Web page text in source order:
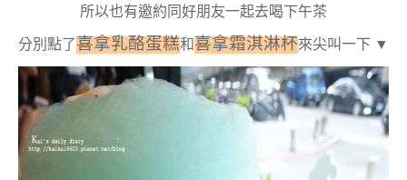
所以也有邀約同好朋友一起去喝下午茶
分別點了 喜拿乳酪蛋糕和喜拿霜淇淋杯來尖叫一下 ▼